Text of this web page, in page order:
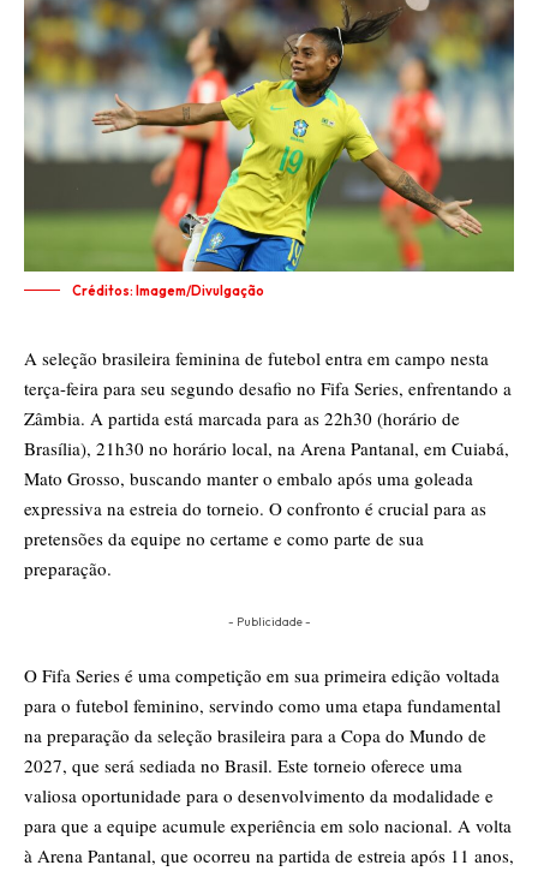
Créditos: Imagem/Divulgação
A seleção brasileira feminina de futebol entra em campo nesta
terça-feira para seu segundo desafio no Fifa Series, enfrentando a
Zâmbia. A partida está marcada para as 22h30 (horário de
Brasília), 21h30 no horário local, na Arena Pantanal, em Cuiabá,
Mato Grosso, buscando manter o embalo após uma goleada
expressiva na estreia do torneio. O confronto é crucial para as
pretensões da equipe no certame e como parte de sua
preparação.
- Publicidade -
O Fifa Series é uma competição em sua primeira edição voltada
para o futebol feminino, servindo como uma etapa fundamental
na preparação da seleção brasileira para a Copa do Mundo de
2027, que será sediada no Brasil. Este torneio oferece uma
valiosa oportunidade para o desenvolvimento da modalidade e
para que a equipe acumule experiência em solo nacional. A volta
à Arena Pantanal, que ocorreu na partida de estreia após 11 anos,